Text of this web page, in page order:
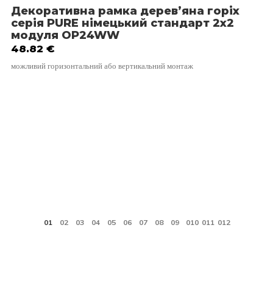
Декоративна рамка дерев’яна горіх
серія PURE німецький стандарт 2х2
модуля OP24WW
48.82 €
можливий горизонтальний або вертикальний монтаж